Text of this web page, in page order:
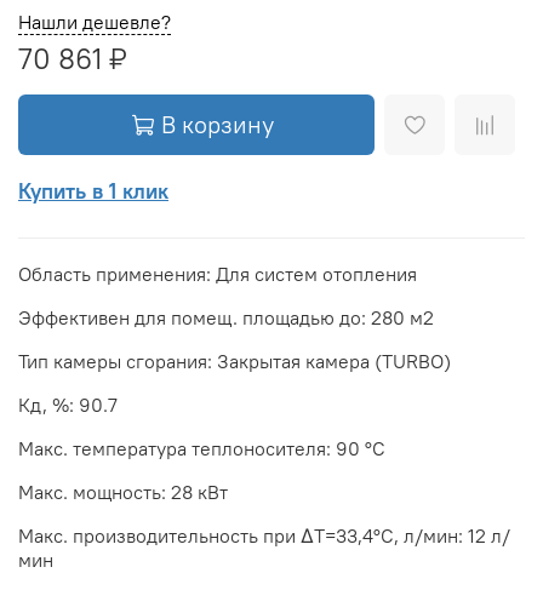
Нашли дешевле?
70 861 ₽
В корзину
Купить в 1 клик
Область применения: Для систем отопления
Эффективен для помещ. площадью до: 280 м2
Тип камеры сгорания: Закрытая камера (TURBO)
Кд, %: 90.7
Макс. температура теплоносителя: 90 °С
Макс. мощность: 28 кВт
Макс. производительность при ΔТ=33,4°С, л/мин: 12 л/
мин